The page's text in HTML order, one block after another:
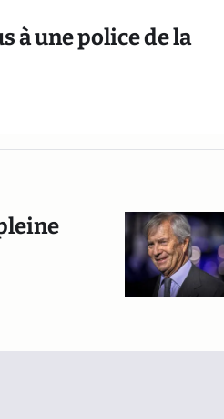
à une police de la